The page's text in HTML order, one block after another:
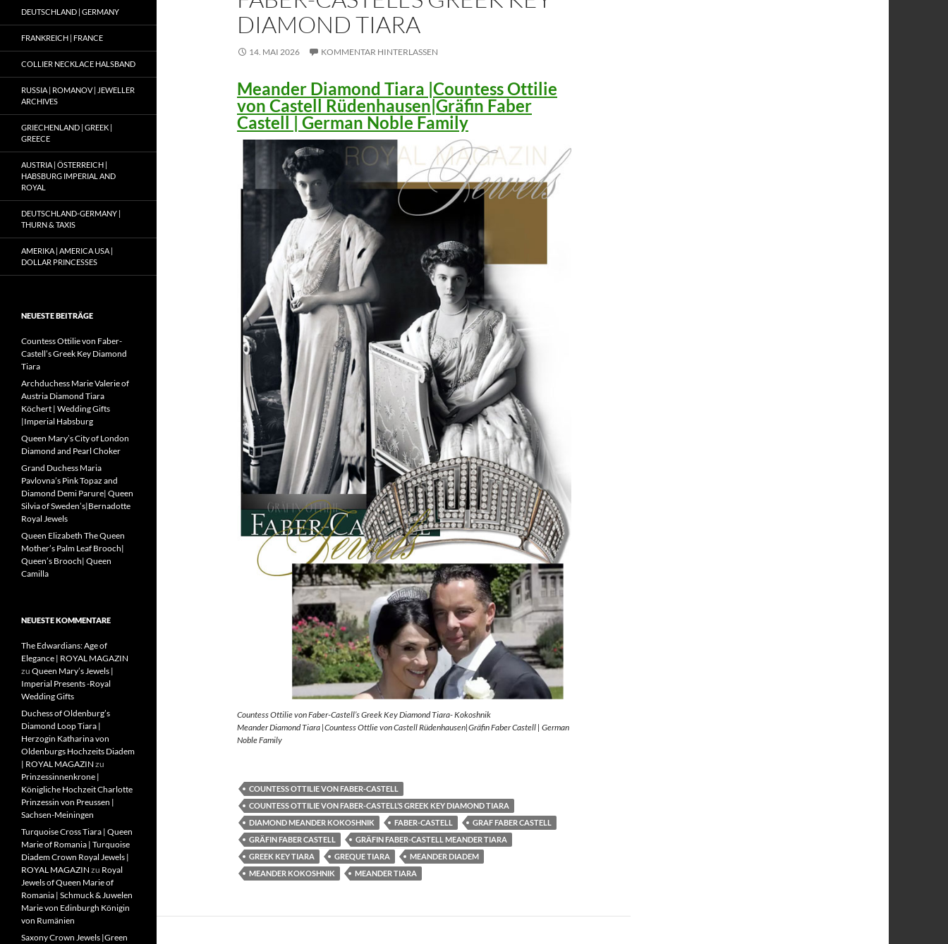
DIAMOND TIARA
14. MAI 2026 KOMMENTAR HINTERLASSEN
Meander Diamond Tiara |Countess Ottilie
von Castell Rüdenhausen|Gräfin Faber
Castell | German Noble Family
Countess Ottilie von Faber-Castell’s Greek Key Diamond Tiara- Kokoshnik
Meander Diamond Tiara |Countess Ottlie von Castell Rüdenhausen|Gräfin Faber Castell | German
Noble Family
COUNTESS OTTILIE VON FABER-CASTELL
COUNTESS OTTILIE VON FABER-CASTELL’S GREEK KEY DIAMOND TIARA
DIAMOND MEANDER KOKOSHNIK
FABER-CASTELL
GRAF FABER CASTELL
GRÄFIN FABER CASTELL
GRÄFIN FABER-CASTELL MEANDER TIARA
GREEK KEY TIARA
GREQUE TIARA
MEANDER DIADEM
MEANDER KOKOSHNIK
MEANDER TIARA
DEUTSCHLAND | GERMANY
FRANKREICH | FRANCE
COLLIER NECKLACE HALSBAND
RUSSIA | ROMANOV | JEWELLER
ARCHIVES
GRIECHENLAND | GREEK |
GREECE
AUSTRIA | ÖSTERREICH |
HABSBURG IMPERIAL AND
ROYAL
DEUTSCHLAND-GERMANY |
THURN & TAXIS
AMERIKA | AMERICA USA |
DOLLAR PRINCESSES
NEUESTE BEITRÄGE
Countess Ottilie von Faber-
Castell’s Greek Key Diamond
Tiara
Archduchess Marie Valerie of
Austria Diamond Tiara
Köchert | Wedding Gifts
|Imperial Habsburg
Queen Mary’s City of London
Diamond and Pearl Choker
Grand Duchess Maria
Pavlovna’s Pink Topaz and
Diamond Demi Parure| Queen
Silvia of Sweden’s|Bernadotte
Royal Jewels
Queen Elizabeth The Queen
Mother’s Palm Leaf Brooch|
Queen’s Brooch| Queen
Camilla
NEUESTE KOMMENTARE
The Edwardians: Age of
Elegance | ROYAL MAGAZIN
zu Queen Mary’s Jewels |
Imperial Presents -Royal
Wedding Gifts
Duchess of Oldenburg’s
Diamond Loop Tiara |
Herzogin Katharina von
Oldenburgs Hochzeits Diadem
| ROYAL MAGAZIN zu
Prinzessinnenkrone |
Königliche Hochzeit Charlotte
Prinzessin von Preussen |
Sachsen-Meiningen
Turquoise Cross Tiara | Queen
Marie of Romania | Turquoise
Diadem Crown Royal Jewels |
ROYAL MAGAZIN zu Royal
Jewels of Queen Marie of
Romania | Schmuck & Juwelen
Marie von Edinburgh Königin
von Rumänien
Saxony Crown Jewels |Green